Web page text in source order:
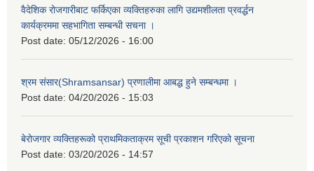
वैदेशिक रोजगारीबाट फर्किएका व्यक्तिहरुका लागि उद्यमशीलता प्रवर्द्धन
कार्यक्रममा सहभागिता सम्बन्धी सचना ।
Post date: 05/12/2026 - 16:00
श्रम संसार(Shramsansar) प्रणालीमा आबद्ध हुने सम्बन्धमा ।
Post date: 04/20/2026 - 15:03
बेरोजगार व्यक्तिहरूको प्राथमिकताक्रम सूची प्रकाशन गरिएको सूचना
Post date: 03/20/2026 - 14:57